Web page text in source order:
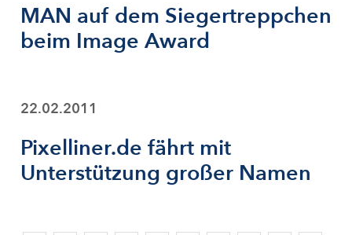
MAN auf dem Siegertreppchen
beim Image Award
22.02.2011
Pixelliner.de fährt mit
Unterstützung großer Namen